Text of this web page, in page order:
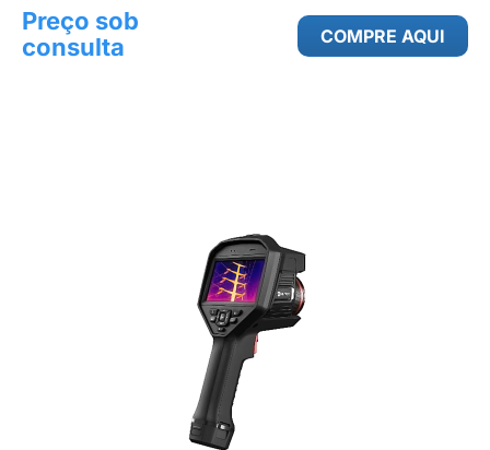
Preço sob
consulta
COMPRE AQUI